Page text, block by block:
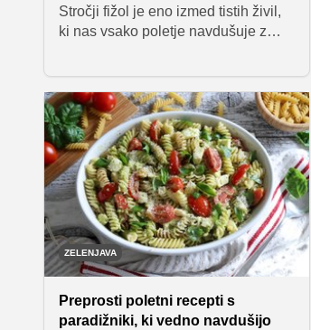
Stročji fižol je eno izmed tistih živil,
ki nas vsako poletje navdušuje z
da ga lahko pripravimo na tisoč in en
način, je tudi prava zakladnica
hranilnih snovi. Ker je trenutno v
sezoni, ga je vredno čim pogosteje
vključiti na jedilnik in izkoristiti vse,
kar ponuja.
ZELENJAVA
Preprosti poletni recepti s
paradižniki, ki vedno navdušijo